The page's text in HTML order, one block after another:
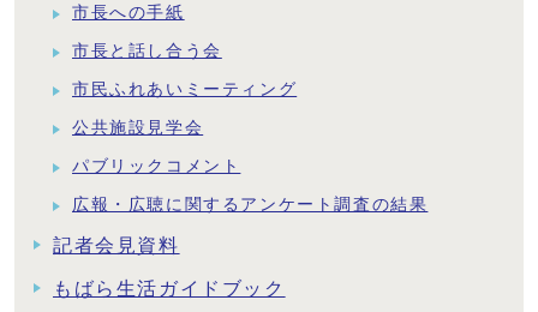
市長への手紙
市長と話し合う会
市民ふれあいミーティング
公共施設見学会
パブリックコメント
広報・広聴に関するアンケート調査の結果
記者会見資料
もばら生活ガイドブック